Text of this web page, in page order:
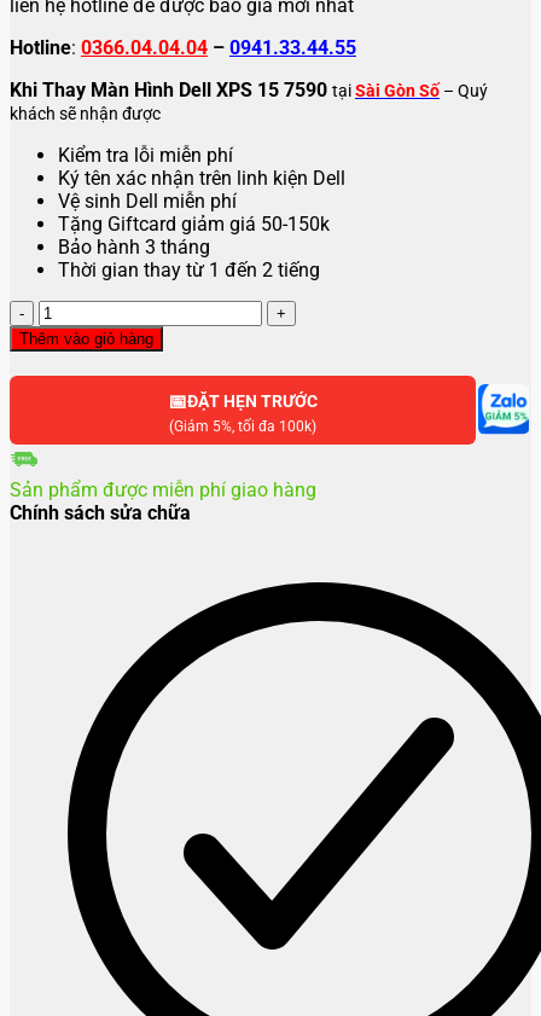
liên hệ hotline để được báo giá mới nhất
Hotline: 0366.04.04.04 – 0941.33.44.55
Khi Thay Màn Hình Dell XPS 15 7590 tạiSài Gòn Số – Quý
khách sẽ nhận được
Kiểm tra lỗi miễn phí
Ký tên xác nhận trên linh kiện Dell
Vệ sinh Dell miễn phí
Tặng Giftcard giảm giá 50-150k
Bảo hành 3 tháng
Thời gian thay từ 1 đến 2 tiếng
Thay
màn
hình
laptop
15
số
lượng
Thêm vào giỏ hàng
📅ĐẶT HẸN TRƯỚC
(Giảm 5%, tối đa 100k)
Sản phẩm được miễn phí giao hàng
Chính sách sửa chữa